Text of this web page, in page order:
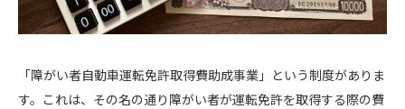
「障がい者自動車運転免許取得費助成事業」という制度がありま
す。これは、その名の通り障がい者が運転免許を取得する際の費